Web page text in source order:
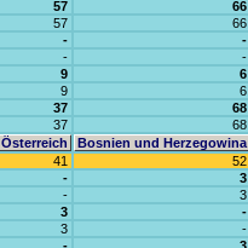
57 66
57 66
- -
- -
9 6
9 6
37 68
37 68
Österreich Bosnien und Herzegowina
41 52
- 3
- 3
3 -
3 -